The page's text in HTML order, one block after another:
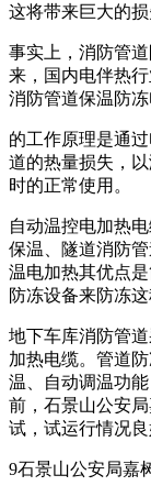
这将带来巨大的损
事实上，消防管
来，国内电伴热
消防管道保温防冻
的工作原理是通
道的热量损失，
时的正常使用。
自动温控电加热
保温、隧道消防
温电加热其优点
防冻设备来防冻
地下车库消防管
加热电缆。管道
温、自动调温功
前，石景山公安
试，试运行情况良
9石景山公安局嘉